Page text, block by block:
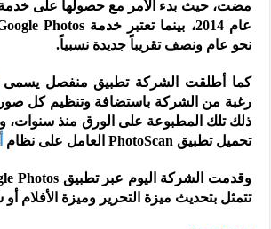
نحو عام ونصف تقريباً جديدة نسبياً.
كما أطلقت الشركة تطبيق منفصل يسمى
رغبة من الشركة باستضافة وتنظيم كل
ذلك تلك المطبوعة على الورق منذ سنوات،
تحميل تطبيق PhotoScan العامل على نظام
تتمثل بتحديث ميزة التحرير وميزة الأفلام